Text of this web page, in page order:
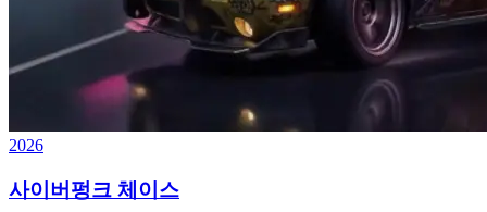
2026
사이버펑크 체이스